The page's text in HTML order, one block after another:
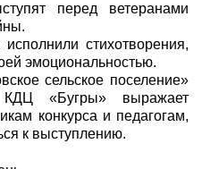
перед ветеранами
стихотворения,
эмоциональностью.
сельское поселение»
«Бугры» выражает
конкурса и педагогам,
к выступлению.